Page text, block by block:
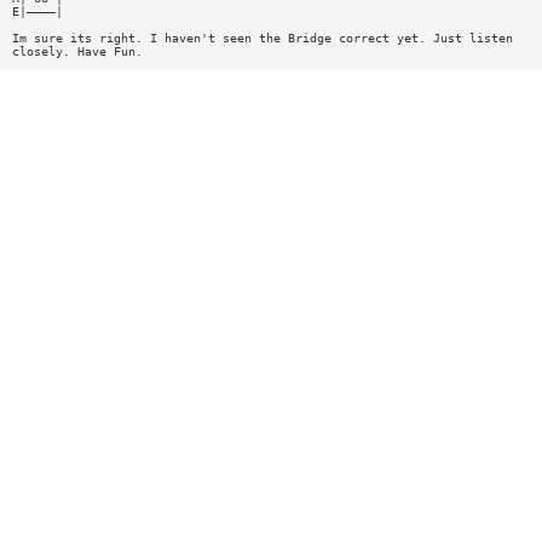
E|————|
Im sure its right. I haven't seen the Bridge correct yet. Just listen
closely. Have Fun.